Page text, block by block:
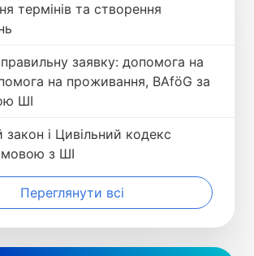
термінів та створення
заявку: допомога на
на проживання, BAföG за
ШІ
і Цивільний кодекс
з ШІ
Переглянути всі